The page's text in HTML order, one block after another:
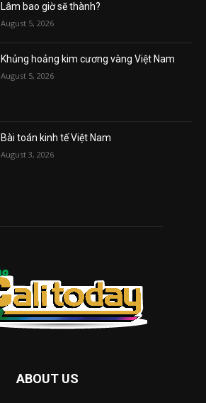
Lâm bao giờ sẽ thành?
August 5, 2026
Khủng hoảng kim cương vàng Việt Nam
August 5, 2026
Bài toán kinh tế Việt Nam
August 3, 2026
ABOUT US